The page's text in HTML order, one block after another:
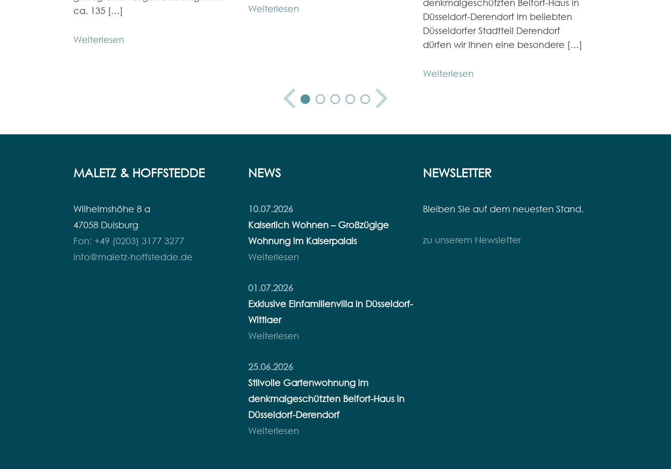
ca. 135 […]
Weiterlesen
Weiterlesen
denkmalgeschützten Belfort-Haus in
Düsseldorf-Derendorf Im beliebten
Düsseldorfer Stadtteil Derendorf
dürfen wir Ihnen eine besondere […]
Weiterlesen
MALETZ & HOFFSTEDDE
Wilhelmshöhe 8 a
47058 Duisburg
Fon: +49 (0203) 3177 3277
info@maletz-hoffstedde.de
NEWS
10.07.2026
Kaiserlich Wohnen – Großzügige
Wohnung im Kaiserpalais
Weiterlesen
01.07.2026
Exklusive Einfamilienvilla in Düsseldorf-
Wittlaer
Weiterlesen
25.06.2026
Stilvolle Gartenwohnung im
denkmalgeschützten Belfort-Haus in
Düsseldorf-Derendorf
Weiterlesen
NEWSLETTER
Bleiben Sie auf dem neuesten Stand.
zu unserem Newsletter